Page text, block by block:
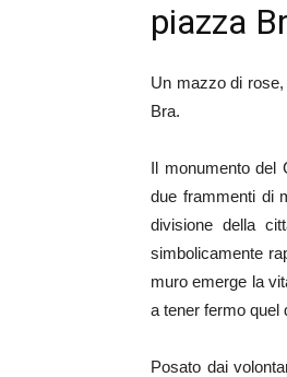
piazza
Un mazzo di
Bra.
Il monumento del
due frammenti di
divisione della
simbolicamente
muro emerge la
a tener fermo quel
Posato dai